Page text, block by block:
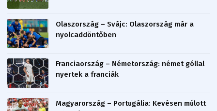
Olaszország – Svájc: Olaszország már a
nyolcaddöntőben
Franciaország – Németország: német góllal
nyertek a franciák
Magyarország – Portugália: Kevésen múlott